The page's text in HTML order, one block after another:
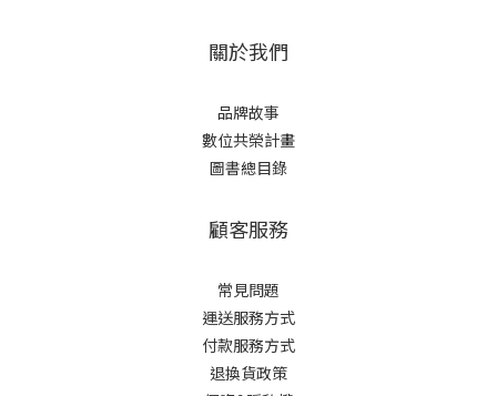
關於我們
品牌故事
數位共榮計畫
圖書總目錄
顧客服務
常見問題
運送服務方式
付款服務方式
退換貨政策